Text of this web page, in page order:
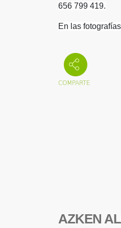
656 799 419.
En las
AZKEN